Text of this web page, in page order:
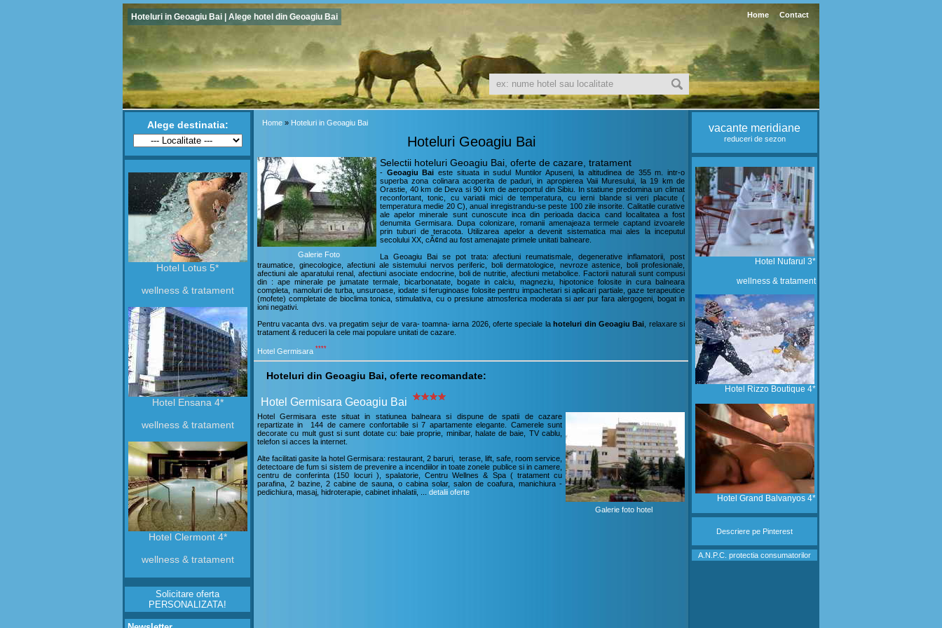
Hoteluri in Geoagiu Bai | Alege hotel din Geoagiu Bai Home Contact
Alege destinatia:
Hotel Lotus 5*
wellness & tratament
Hotel Ensana 4*
wellness & tratament
Hotel Clermont 4*
wellness & tratament
Solicitare oferta
PERSONALIZATA!
Home » Hoteluri in Geoagiu Bai
Hoteluri Geoagiu Bai
Galerie Foto
Selectii hoteluri Geoagiu Bai, oferte de cazare, tratament
- Geoagiu Bai este situata in sudul Muntilor Apuseni, la altitudinea de 355 m. intr-o
superba zona colinara acoperita de paduri, in apropierea Vaii Muresului, la 19 km de
Orastie, 40 km de Deva si 90 km de aeroportul din Sibiu. In statiune predomina un climat
reconfortant, tonic, cu variatii mici de temperatura, cu ierni blande si veri placute (
temperatura medie 20 C), anual inregistrandu-se peste 100 zile insorite. Calitatile curative
ale apelor minerale sunt cunoscute inca din perioada dacica cand localitatea a fost
denumita Germisara. Dupa colonizare, romanii amenajeaza termele captand izvoarele
prin tuburi de teracota. Utilizarea apelor a devenit sistematica mai ales la inceputul
secolului XX, cÃ¢nd au fost amenajate primele unitati balneare.
La Geoagiu Bai se pot trata: afectiuni reumatismale, degenerative inflamatorii, post
traumatice, ginecologice, afectiuni ale sistemului nervos periferic, boli dermatologice, nevroze astenice, boli profesionale,
afectiuni ale aparatului renal, afectiuni asociate endocrine, boli de nutritie, afectiuni metabolice. Factorii naturali sunt compusi
din : ape minerale pe jumatate termale, bicarbonatate, bogate in calciu, magneziu, hipotonice folosite in cura balneara
completa, namoluri de turba, unsuroase, iodate si feruginoase folosite pentru impachetari si aplicari partiale, gaze terapeutice
(mofete) completate de bioclima tonica, stimulativa, cu o presiune atmosferica moderata si aer pur fara alergogeni, bogat in
ioni negativi.
Pentru vacanta dvs. va pregatim sejur de vara- toamna- iarna 2026, oferte speciale lahoteluri din Geoagiu Bai , relaxare si
tratament & reduceri la cele mai populare unitati de cazare.
Hotel Germisara ****
Hoteluri din Geoagiu Bai, oferte recomandate:
Hotel Germisara Geoagiu Bai
Galerie foto hotel
Hotel Germisara este situat in statiunea balneara si dispune de spatii de cazare
repartizate in 144 de camere confortabile si 7 apartamente elegante. Camerele sunt
decorate cu mult gust si sunt dotate cu: baie proprie, minibar, halate de baie, TV cablu,
telefon si acces la internet.
Alte facilitati gasite la hotel Germisara: restaurant, 2 baruri, terase, lift, safe, room service,
detectoare de fum si sistem de prevenire a incendiilor in toate zonele publice si in camere,
centru de conferinta (150 locuri ), spalatorie, Centru Wellnes & Spa ( tratament cu
parafina, 2 bazine, 2 cabine de sauna, o cabina solar, salon de coafura, manichiura -
pedichiura, masaj, hidroterapie, cabinet inhalatii, ... detalii oferte
vacante meridiane
reduceri de sezon
Hotel Nufarul 3*
wellness & tratament
Hotel Rizzo Boutique 4*
Hotel Grand Balvanyos 4*
Descriere pe Pinterest
A.N.P.C. protectia consumatorilor